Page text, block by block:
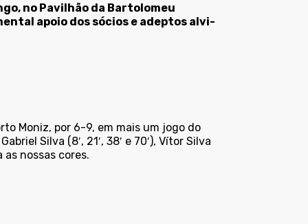
no Pavilhão da Bartolomeu
apoio dos sócios e adeptos alvi-
Moniz, por 6-9, em mais um jogo do
Silva (8′, 21′, 38′ e 70′), Vítor Silva
as nossas cores.